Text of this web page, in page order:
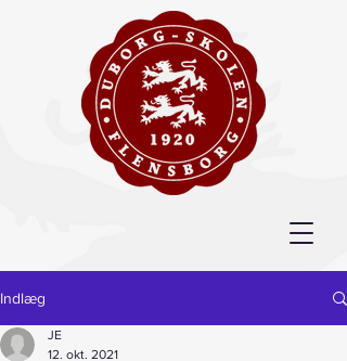
Indlæg
JE
12. okt. 2021